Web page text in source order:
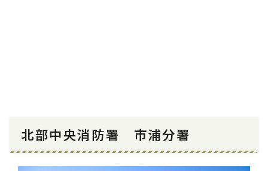
北部中央消防署 市浦分署